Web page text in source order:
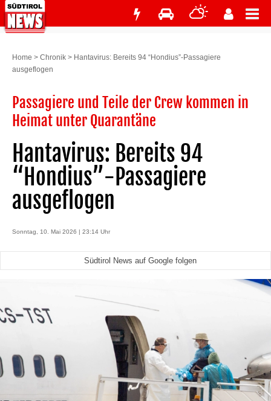
Home > Chronik > Hantavirus: Bereits 94 “Hondius”-Passagiere
ausgeflogen
Passagiere und Teile der Crew kommen in
Heimat unter Quarantäne
Hantavirus: Bereits 94
“Hondius”-Passagiere
ausgeflogen
Sonntag, 10. Mai 2026 | 23:14 Uhr
Südtirol News auf Google folgen